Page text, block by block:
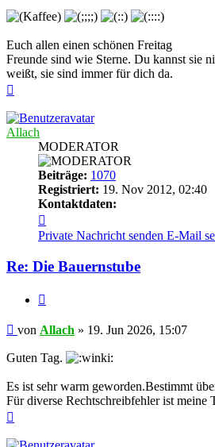
Euch allen einen schönen Freitag
Freunde sind wie Sterne. Du kannst sie
weißt, sie sind immer für dich da.
Allach
MODERATOR
Beiträge: 1070
Registriert: 19. Nov 2012, 02:40
Kontaktdaten:
von
Allach
Private Nachricht senden E-Mail
Re: Die Bauernstube
Beitrag
von Allach » 19. Jun 2026, 15:07
Guten Tag.
Es ist sehr warm geworden.Bestimmt
Für diverse Rechtschreibfehler ist meine